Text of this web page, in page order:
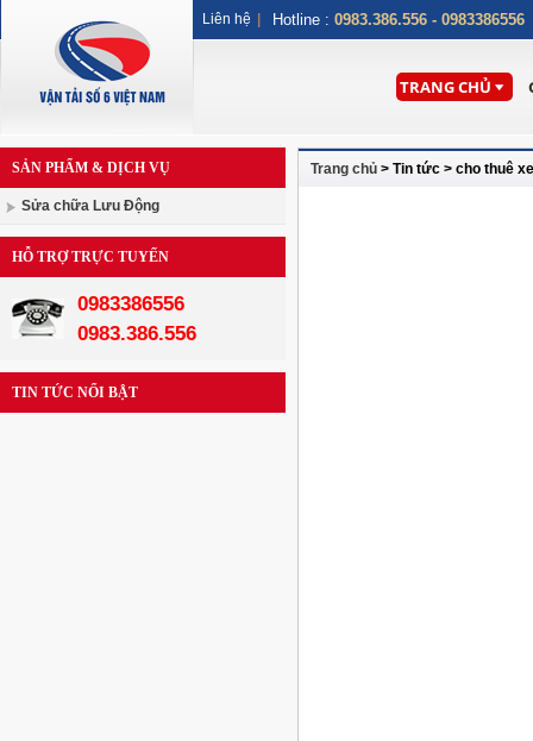
TRANG CHỦ
SẢN PHẨM & DỊCH VỤ
Sửa chữa Lưu Động
HỖ TRỢ TRỰC TUYẾN
0983386556
0983.386.556
TIN TỨC NỔI BẬT
Trang chủ > Tin tức > cho thuê
Liên hệ Hotline : 0983.386.556 - 0983386556